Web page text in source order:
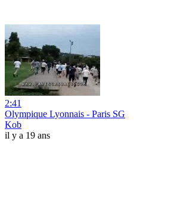
2:41
Olympique Lyonnais - Paris SG
Kob
il y a 19 ans